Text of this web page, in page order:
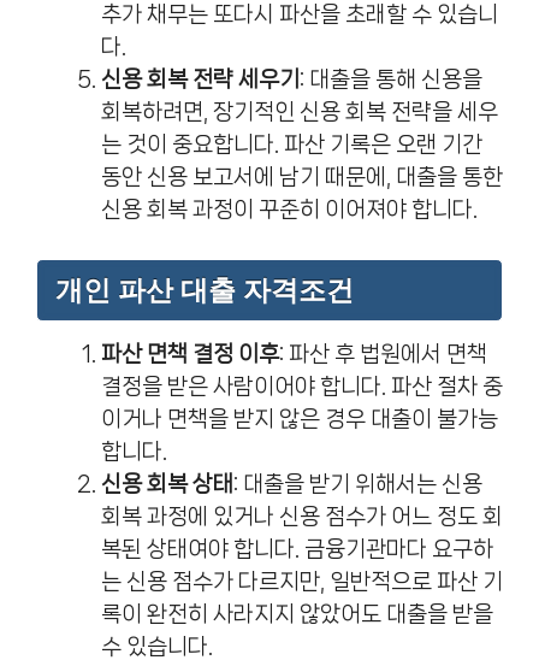
추가 채무는 또다시 파산을 초래할 수 있습니
다.
신용 회복 전략 세우기 : 대출을 통해 신용을
회복하려면, 장기적인 신용 회복 전략을 세우
는 것이 중요합니다. 파산 기록은 오랜 기간
동안 신용 보고서에 남기 때문에, 대출을 통한
신용 회복 과정이 꾸준히 이어져야 합니다.
개인 파산 대출 자격조건
파산 면책 결정 이후: 파산 후 법원에서 면책
결정을 받은 사람이어야 합니다. 파산 절차 중
이거나 면책을 받지 않은 경우 대출이 불가능
합니다.
신용 회복 상태 : 대출을 받기 위해서는 신용
회복 과정에 있거나 신용 점수가 어느 정도 회
복된 상태여야 합니다. 금융기관마다 요구하
는 신용 점수가 다르지만, 일반적으로 파산 기
록이 완전히 사라지지 않았어도 대출을 받을
수 있습니다.